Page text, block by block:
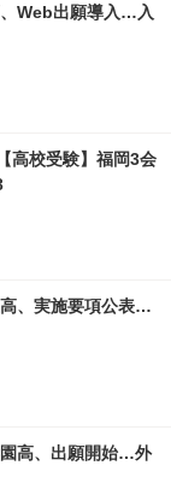
、Web出願導入…入
高校受験】福岡3会
高、実施要項公表…
園高、出願開始…外